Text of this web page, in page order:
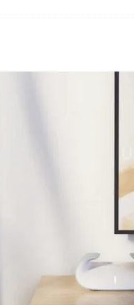
Domácí pec na
Blockchain a